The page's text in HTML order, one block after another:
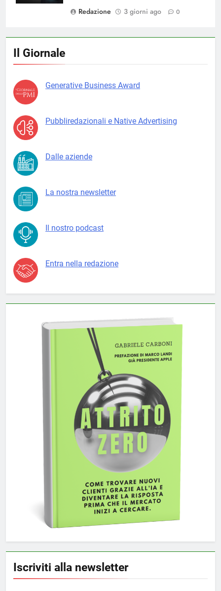
Redazione
3 giorni ago 0
Il Giornale
Generative Business Award
Pubbliredazionali e Native Advertising
Dalle aziende
La nostra newsletter
Il nostro podcast
Entra nella redazione
Iscriviti alla newsletter